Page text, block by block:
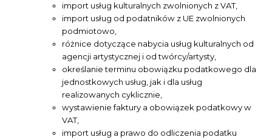
import usług kulturalnych zwolnionych z VAT,
import usług od podatników z UE zwolnionych
podmiotowo,
różnice dotyczące nabycia usług kulturalnych od
agencji artystycznej i od twórcy/artysty,
określanie terminu obowiązku podatkowego dla
jednostkowych usług, jak i dla usług
realizowanych cyklicznie,
wystawienie faktury a obowiązek podatkowy w
VAT,
import usług a prawo do odliczenia podatku